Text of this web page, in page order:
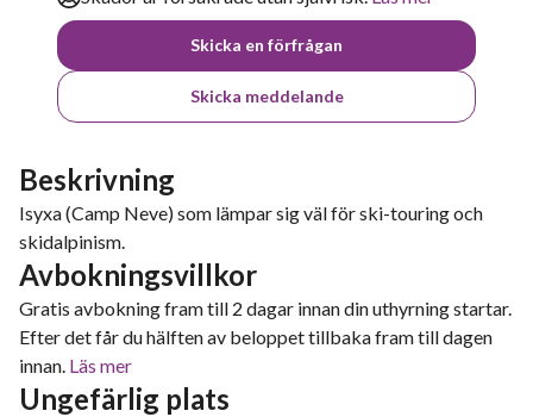
Skicka en förfrågan
Skicka meddelande
Beskrivning
Isyxa (Camp Neve) som lämpar sig väl för ski-touring och
skidalpinism.
Avbokningsvillkor
Gratis avbokning fram till 2 dagar innan din uthyrning startar.
Efter det får du hälften av beloppet tillbaka fram till dagen
innan. Läs mer
Ungefärlig plats